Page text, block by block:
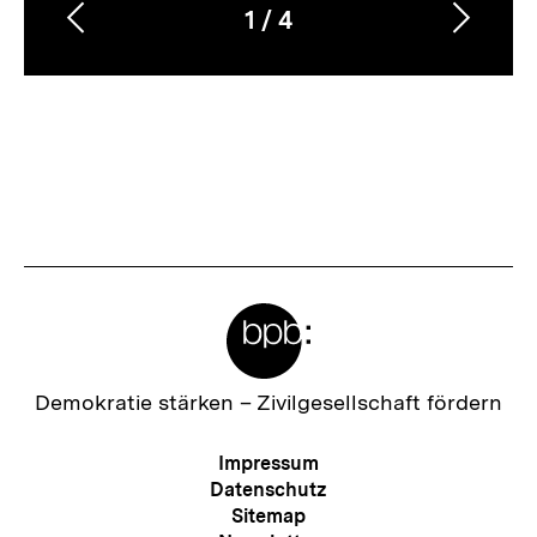
Karussellinhalt
1
von
/4
Vorherigen
Inhalt
Inhalt
Zur
Demokratie stärken – Zivilgesellschaft fördern
Meta-
Navigation
Impressum
Datenschutz
Sitemap